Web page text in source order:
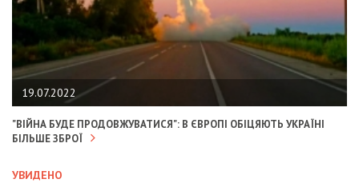
19.07.2022
"ВІЙНА БУДЕ ПРОДОВЖУВАТИСЯ": В ЄВРОПІ ОБІЦЯЮТЬ УКРАЇНІ
БІЛЬШЕ ЗБРОЇ
УВИДЕНО